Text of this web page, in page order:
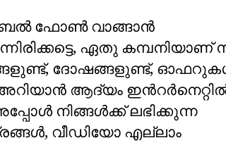
ഫോൺ വാങ്ങാൻ
ഏതു കമ്പനിയാണ്
ദോഷങ്ങളുണ്ട്,
ആദ്യം
നിങ്ങൾക്ക് ലഭിക്കുന്ന
വീഡിയോ എല്ലാം